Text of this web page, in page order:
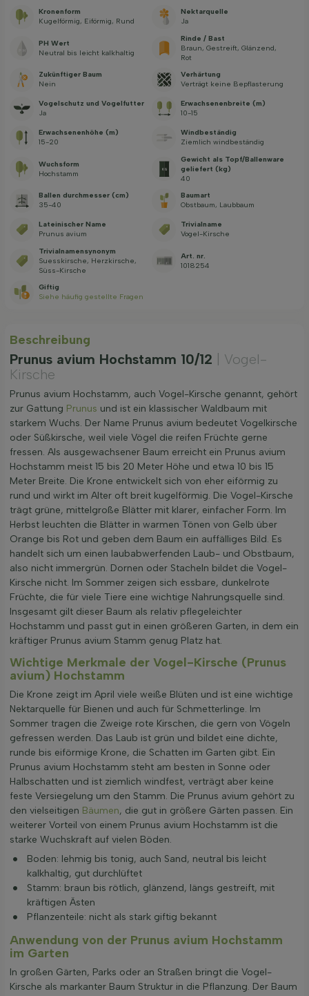
Kronenform
Kugelförmig, Eiförmig, Rund
Nektarquelle
Ja
PH Wert
Neutral bis leicht kalkhaltig
Rinde / Bast
Braun, Gestreift, Glänzend,
Rot
Zukünftiger Baum
Nein
Verhärtung
Verträgt keine Bepflasterung
Vogelschutz und Vogelfutter
Ja
Erwachsenenbreite (m)
10-15
Erwachsenenhöhe (m)
15-20
Windbeständig
Ziemlich windbeständig
Wuchsform
Hochstamm
Gewicht als Topf/Ballenware
geliefert (kg)
40
Ballen durchmesser (cm)
35-40
Baumart
Obstbaum, Laubbaum
Lateinischer Name
Prunus avium
Trivialname
Vogel-Kirsche
Trivialnamensynonym
Suesskirsche, Herzkirsche,
Süss-Kirsche
Art. nr.
1018254
Giftig
Siehe häufig gestellte Fragen
Beschreibung
Prunus avium Hochstamm 10/12
| Vogel-
Kirsche
Prunus avium Hochstamm, auch Vogel-Kirsche genannt, gehört
zur Gattung Prunus und ist ein klassischer Waldbaum mit
starkem Wuchs. Der Name Prunus avium bedeutet Vogelkirsche
oder Süßkirsche, weil viele Vögel die reifen Früchte gerne
fressen. Als ausgewachsener Baum erreicht ein Prunus avium
Hochstamm meist 15 bis 20 Meter Höhe und etwa 10 bis 15
Meter Breite. Die Krone entwickelt sich von eher eiförmig zu
rund und wirkt im Alter oft breit kugelförmig. Die Vogel-Kirsche
trägt grüne, mittelgroße Blätter mit klarer, einfacher Form. Im
Herbst leuchten die Blätter in warmen Tönen von Gelb über
Orange bis Rot und geben dem Baum ein auffälliges Bild. Es
handelt sich um einen laubabwerfenden Laub- und Obstbaum,
also nicht immergrün. Dornen oder Stacheln bildet die Vogel-
Kirsche nicht. Im Sommer zeigen sich essbare, dunkelrote
Früchte, die für viele Tiere eine wichtige Nahrungsquelle sind.
Insgesamt gilt dieser Baum als relativ pflegeleichter
Hochstamm und passt gut in einen größeren Garten, in dem ein
kräftiger Prunus avium Stamm genug Platz hat.
Wichtige Merkmale der Vogel-Kirsche (Prunus
avium) Hochstamm
Die Krone zeigt im April viele weiße Blüten und ist eine wichtige
Nektarquelle für Bienen und auch für Schmetterlinge. Im
Sommer tragen die Zweige rote Kirschen, die gern von Vögeln
gefressen werden. Das Laub ist grün und bildet eine dichte,
runde bis eiförmige Krone, die Schatten im Garten gibt. Ein
Prunus avium Hochstamm steht am besten in Sonne oder
Halbschatten und ist ziemlich windfest, verträgt aber keine
feste Versiegelung um den Stamm. Die Prunus avium gehört zu
den vielseitigen Bäumen, die gut in größere Gärten passen. Ein
weiterer Vorteil von einem Prunus avium Hochstamm ist die
starke Wuchskraft auf vielen Böden.
Boden: lehmig bis tonig, auch Sand, neutral bis leicht
kalkhaltig, gut durchlüftet
Stamm: braun bis rötlich, glänzend, längs gestreift, mit
kräftigen Ästen
Pflanzenteile: nicht als stark giftig bekannt
Anwendung von der Prunus avium Hochstamm
im Garten
In großen Gärten, Parks oder an Straßen bringt die Vogel-
Kirsche als markanter Baum Struktur in die Pflanzung. Der Baum